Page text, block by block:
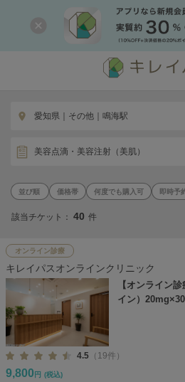
愛知県｜その他｜鳴海駅
美容点滴・美容注射（美肌）
価格帯 何度でも購入可 即時予
該当チケット： 40 件
オンライン診療
キレイパスオンラインクリニック
【オンライン
イン）
4.5 （19件）
9,800 円 (税込)